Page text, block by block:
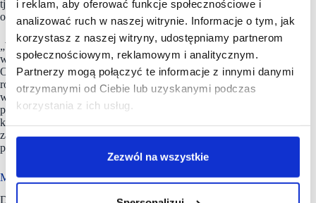
i reklam, aby oferować funkcje społecznościowe i
analizować ruch w naszej witrynie. Informacje o tym, jak
korzystasz z naszej witryny, udostępniamy partnerom
społecznościowym, reklamowym i analitycznym.
Partnerzy mogą połączyć te informacje z innymi danymi
otrzymanymi od Ciebie lub uzyskanymi podczas
korzystania z ich usług.
Zezwól na wszystkie
tj. chemia gospodarcza i art. sypkie (m.in. cukier, mąka) –
odpowiednio o 2,6% i 0,4%.
„W przypadku chemii gospodarczej bardzo duże wzrosty cen
w 2023 roku oraz na początku ub.r. stworzyły wysoką bazę.
Obecnie skutkuje ona niskimi, a wręcz ujemnymi przyrostami
rok do roku w wymiarze procentowym. Jednak wartościowo
wzrosty te są nadal zauważalne i odczuwalne w naszych
portfelach. Niezmiennie na sytuację tą wpływają wysokie
koszty produkcji, od energii po koszty pracy. Z kolei spadek
zanotowany przez art. sypkie jest symboliczny” –
podsumowuje dr inż. Anna Motylska-Kuźma.
Metodologia badania
Dane pochodzą z cyklicznego raportu pt. „Indeks cen